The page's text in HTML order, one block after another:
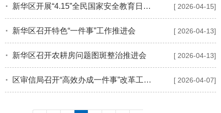
新华区开展“4.15”全民国家安全教育日宣传活动 [ 2026-04-15]
新华区召开特色“一件事”工作推进会 [ 2026-04-13]
新华区召开农耕房问题图斑整治推进会 [ 2026-04-13]
区审信局召开“高效办成一件事”改革工作业务培训会 [ 2026-04-07]